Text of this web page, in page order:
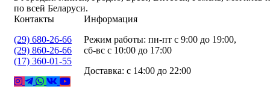
по всей Беларуси.
Контакты
(29) 680-26-66
(29) 860-26-66
(17) 360-01-55
Информация
Режим работы: пн-пт с 9:00 до 19:00,
сб-вс с 10:00 до 17:00
Доставка: с 14:00 до 22:00